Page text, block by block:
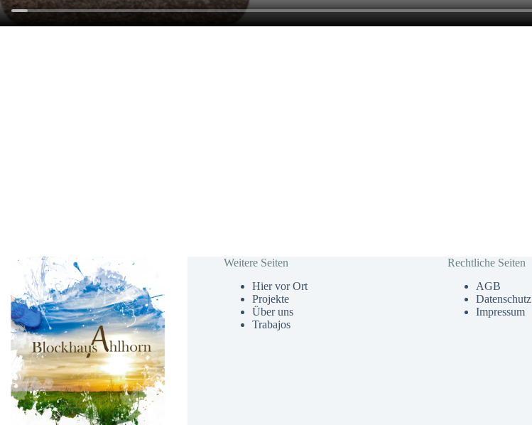
Weitere Seiten
Hier vor Ort
Projekte
Über uns
Trabajos
Rechtliche Seiten
AGB
Datenschutz
Impressum